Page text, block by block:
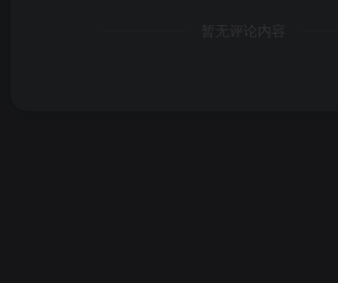
暂无评论内容